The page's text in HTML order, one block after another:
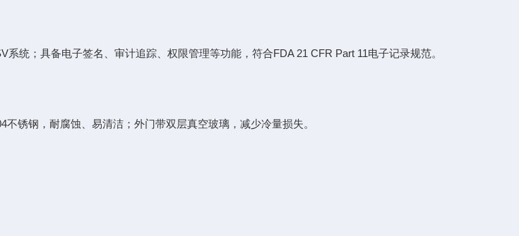
统；具备电子签名、审计追踪、权限管理等功能，符合FDA 21 CFR Part 11电子记录规范。
锈钢，耐腐蚀、易清洁；外门带双层真空玻璃，减少冷量损失。